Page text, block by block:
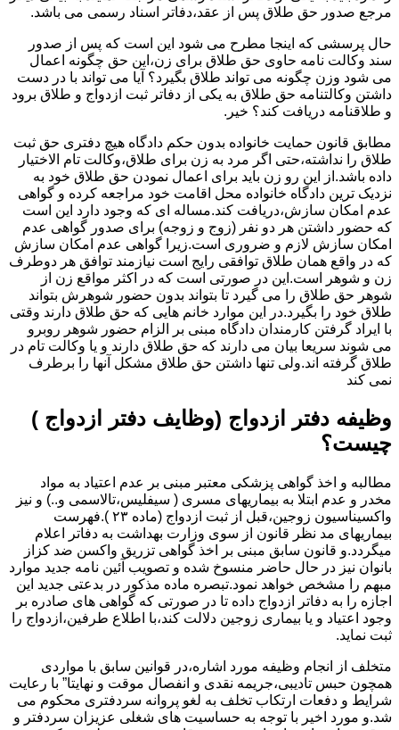
مرجع صدور حق طلاق پس از عقد،دفاتر اسناد رسمی می باشد.
حال پرسشی که اینجا مطرح می شود این است که پس از صدور
سند وکالت نامه حاوی حق طلاق برای زن،این حق چگونه اعمال
می شود وزن چگونه می تواند طلاق بگیرد؟ آیا می تواند با در دست
داشتن وکالتنامه حق طلاق به یکی از دفاتر ثبت ازدواج و طلاق برود
و طلاقنامه دریافت کند؟ خیر.
مطابق قانون حمایت خانواده بدون حکم دادگاه هیچ دفتری حق ثبت
طلاق را نداشته،حتی اگر مرد به زن برای طلاق،وکالت تام الاختیار
داده باشد.از این رو زن باید برای اعمال نمودن حق طلاق خود به
نزدیک ترین دادگاه خانواده محل اقامت خود مراجعه کرده و گواهی
عدم امکان سازش،دریافت کند.مساله ای که وجود دارد این است
که حضور داشتن هر دو نفر (زوج و زوجه) برای صدور گواهی عدم
امکان سازش لازم و ضروری است.زیرا گواهی عدم امکان سازش
که در واقع همان طلاق توافقی رایج است نیازمند توافق هر دوطرف
زن و شوهر است.این در صورتی است که در اکثر مواقع زن از
شوهر حق طلاق را می گیرد تا بتواند بدون حضور شوهرش بتواند
طلاق خود را بگیرد.در این موارد خانم هایی که حق طلاق دارند وقتی
با ایراد گرفتن کارمندان دادگاه مبنی بر الزام حضور شوهر روبرو
می شوند سریعا بیان می دارند که حق طلاق دارند و یا وکالت تام در
طلاق گرفته اند.ولی تنها داشتن حق طلاق مشکل آنها را برطرف
نمی کند
وظیفه دفتر ازدواج (وظایف دفتر ازدواج )
چیست؟
مطالبه و اخذ گواهی پزشکی معتبر مبنی بر عدم اعتیاد به مواد
مخدر و عدم ابتلا به بیماریهای مسری ( سیفلیس،تالاسمی و..) و نیز
واکسیناسیون زوجین،قبل از ثبت ازدواج (ماده ۲۳ ).فهرست
بیماریهای مد نظر قانون از سوی وزارت بهداشت به دفاتر اعلام
میگردد.و قانون سابق مبنی بر اخذ گواهی تزریق واکسن ضد کزاز
بانوان نیز در حال حاضر منسوخ شده و تصویب آئین نامه جدید موارد
مبهم را مشخص خواهد نمود.تبصره ماده مذکور در بدعتی جدید این
اجازه را به دفاتر ازدواج داده تا در صورتی که گواهی های صادره بر
وجود اعتیاد و یا بیماری زوجین دلالت کند،با اطلاع طرفین،ازدواج را
ثبت نماید.
متخلف از انجام وظیفه مورد اشاره،در قوانین سابق با مواردی
همچون حبس تادیبی،جریمه نقدی و انفصال موقت و نهایتا” با رعایت
شرایط و دفعات ارتکاب تخلف به لغو پروانه سردفتری محکوم می
شد.و مورد اخیر با توجه به حساسیت های شغلی عزیزان سردفتر و